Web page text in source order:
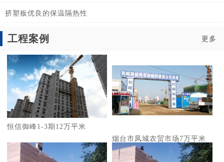
挤塑板优良的保温隔热性
工程案例 更多
恒信御峰1-3期12万平米
烟台市凤城农贸市场7万平米